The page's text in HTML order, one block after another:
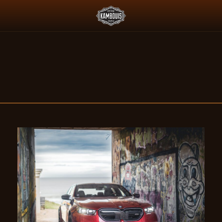
ET LE PADDOCK JAPONAIS DEUS X AGTZ TWIN TAIL :